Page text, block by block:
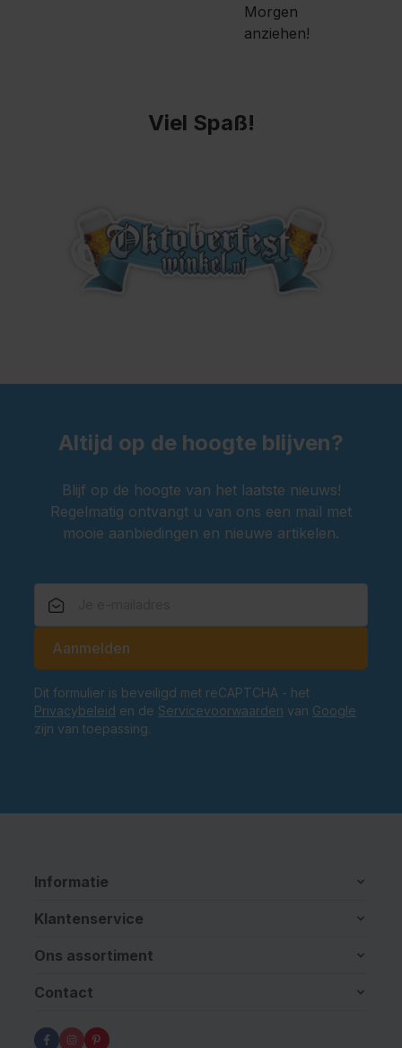
Morgen
anziehen!
Viel Spaß!
Altijd op de hoogte blijven?
Blijf op de hoogte van het laatste nieuws!
Regelmatig ontvangt u van ons een mail met
mooie aanbiedingen en nieuwe artikelen.
Aanmelden
Dit formulier is beveiligd met reCAPTCHA - het
Privacybeleid en de Servicevoorwaarden van Google
zijn van toepassing.
Informatie
Klantenservice
Ons assortiment
Contact